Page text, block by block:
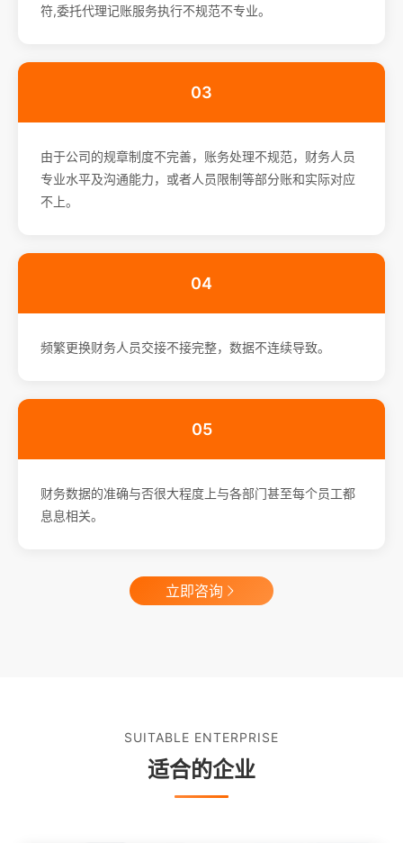
符,委托代理记账服务执行不规范不专业。
03
由于公司的规章制度不完善，账务处理不规范，财务人员
专业水平及沟通能力，或者人员限制等部分账和实际对应
不上。
04
频繁更换财务人员交接不接完整，数据不连续导致。
05
财务数据的准确与否很大程度上与各部门甚至每个员工都
息息相关。
立即咨询
SUITABLE ENTERPRISE
适合的企业